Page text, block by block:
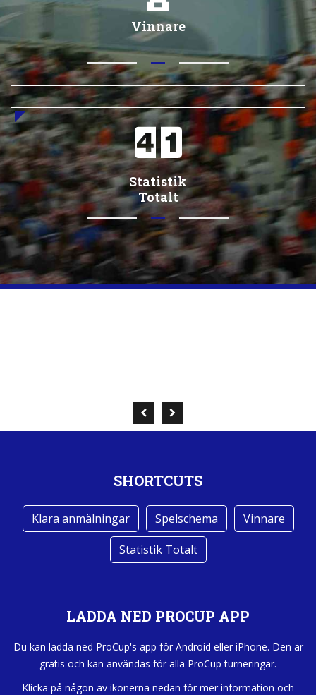
Vinnare
Statistik
Totalt
SHORTCUTS
Klara anmälningar Spelschema
Vinnare
Statistik Totalt
LADDA NED PROCUP APP
Du kan ladda ned ProCup's app för Android eller iPhone. Den är
gratis och kan användas för alla ProCup turneringar.
Klicka på någon av ikonerna nedan för mer information och